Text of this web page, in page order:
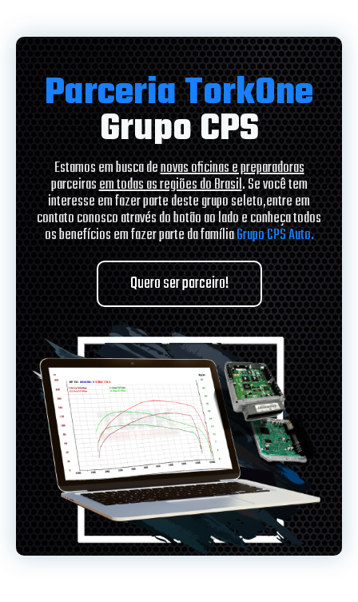
Parceria TorkOne
Grupo CPS
Estamos em busca denovas oficinas e preparadoras
parceirasem todas as regiões do Brasil. Se você tem
interesse em fazer parte deste grupo seleto,entre em
contato conosco através do botão ao lado e conheça todos
os benefícios em fazer parte da famíliaGrupo CPS Auto.
Quero ser parceiro!